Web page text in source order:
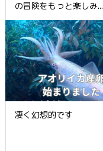
の冒険をもっと楽しみ...
凄く幻想的です